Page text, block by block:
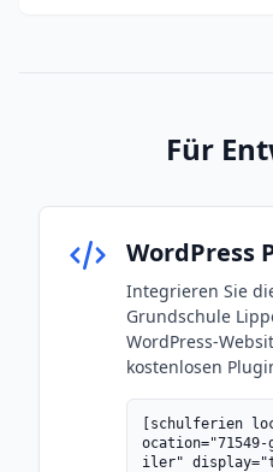
Für
WordPress
Integrieren Sie
Grundschule
WordPress-
kostenlosen
[schulferien
iler"